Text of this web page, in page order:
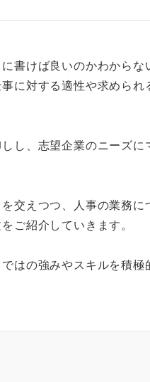
成に直結する。
計に貢献する。
聴力が求められる。
と併せてご確認ください。
書けば良いのかわからな
に対する適性や求められ
し、志望企業のニーズに
交えつつ、人事の業務に
ご紹介していきます。
はの強みやスキルを積極